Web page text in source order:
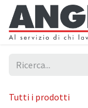
Passa al contenuto
Tutti i prodotti